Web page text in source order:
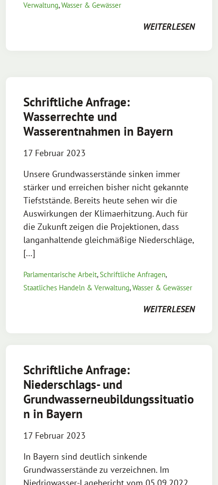
Verwaltung,Wasser & Gewässer
WEITERLESEN
Schriftliche Anfrage:
Wasserrechte und
Wasserentnahmen in Bayern
17 Februar 2023
Unsere Grundwasserstände sinken immer
stärker und erreichen bisher nicht gekannte
Tiefststände. Bereits heute sehen wir die
Auswirkungen der Klimaerhitzung. Auch für
die Zukunft zeigen die Projektionen, dass
langanhaltende gleichmäßige Niederschläge,
[…]
Parlamentarische Arbeit,Schriftliche Anfragen,
Staatliches Handeln & Verwaltung,Wasser & Gewässer
WEITERLESEN
Schriftliche Anfrage:
Niederschlags- und
Grundwasserneubildungssituatio
n in Bayern
17 Februar 2023
In Bayern sind deutlich sinkende
Grundwasserstände zu verzeichnen. Im